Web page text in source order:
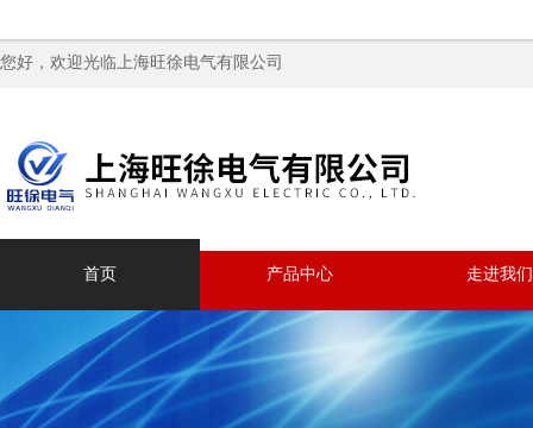
您好，欢迎光临上海旺徐电气有限公司
首页 产品中心 走进我们